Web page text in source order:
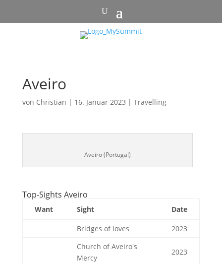
Aveiro
von Christian | 16. Januar 2023 | Travelling
Aveiro (Portugal)
Top-Sights Aveiro
Want Sight Date
Bridges of loves
2023
Church of Aveiro's
Mercy
2023